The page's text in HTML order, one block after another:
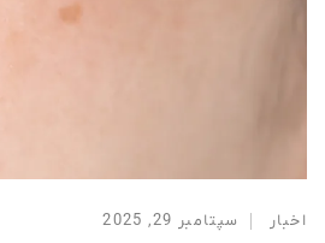
اخبار سپتامبر 29, 2025